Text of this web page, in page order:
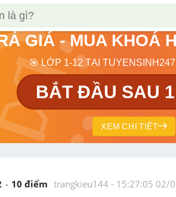
GIÁ - MUA KHOÁ
🎯 LỚP 1-12 TẠI
BẮT ĐẦU SAU
XEM CHI TIẾT
10 điểm trangkieu144 - 15:27:05 02/